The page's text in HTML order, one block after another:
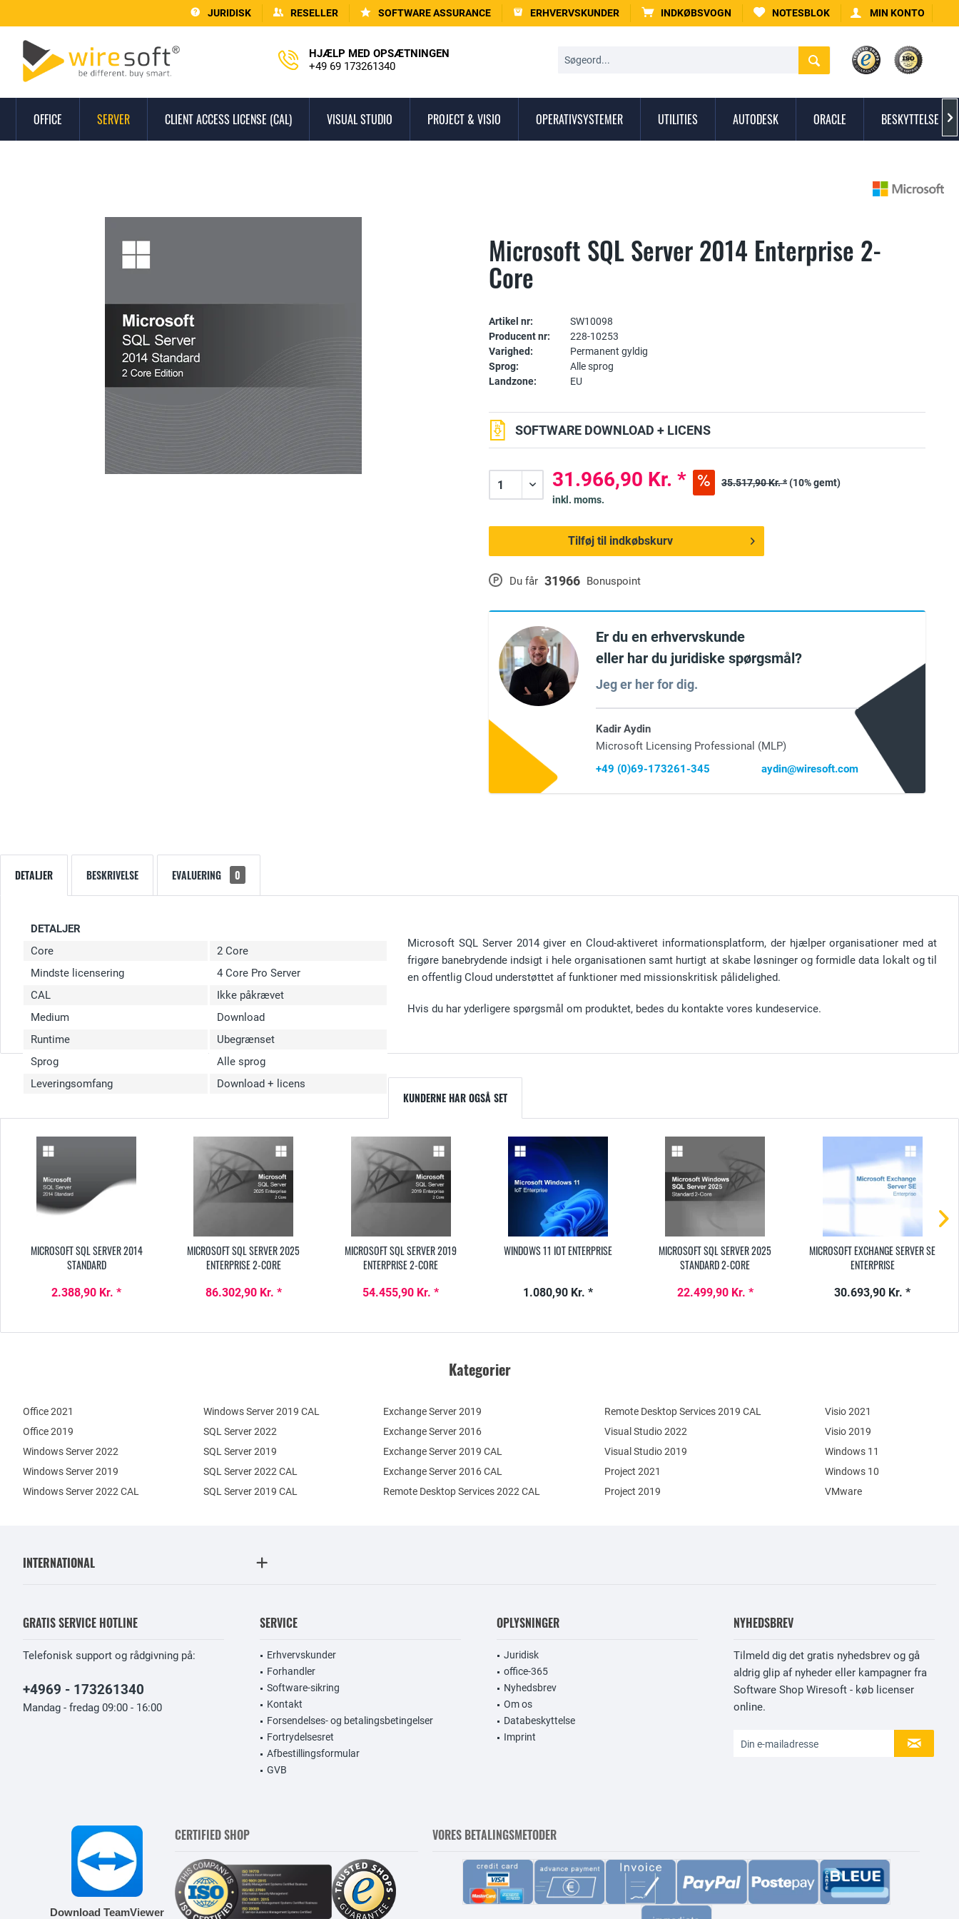
JURIDISK RESELLER SOFTWARE ASSURANCE ERHVERVSKUNDER INDKØBSVOGN NOTESBLOK MIN KONTO
HJÆLP MED OPSÆTNINGEN
+49 69 173261340
OFFICE SERVER CLIENT ACCESS LICENSE (CAL) VISUAL STUDIO PROJECT & VISIO OPERATIVSYSTEMER UTILITIES AUTODESK ORACLE BESKYTTELSE 
Microsoft SQL Server 2014 Enterprise 2-
Core
Artikel nr:
SW10098
Producent nr:
228-10253
Varighed:
Permanent gyldig
Sprog:
Alle sprog
Landzone:
EU
P Du får 31966 Bonuspoint
SOFTWARE DOWNLOAD + LICENS
31.966,90 Kr. * 35.517,90 Kr. *(10% gemt)
inkl. moms.
Tilføj til indkøbskurv
Er du en erhvervskunde
eller har du juridiske spørgsmål?
Jeg er her for dig.
Kadir Aydin
Microsoft Licensing Professional (MLP)
+49 (0)69-173261-345
aydin@wiresoft.com
DETALJER BESKRIVELSE EVALUERING 0
DETALJER
Core
2 Core
Mindste licensering
4 Core Pro Server
CAL
Ikke påkrævet
Medium
Download
Runtime
Ubegrænset
Sprog
Alle sprog
Leveringsomfang
Download + licens
Microsoft SQL Server 2014 giver en Cloud-aktiveret informationsplatform, der hjælper organisationer med at
frigøre banebrydende indsigt i hele organisationen samt hurtigt at skabe løsninger og formidle data lokalt og til
en offentlig Cloud understøttet af funktioner med missionskritisk pålidelighed.
Hvis du har yderligere spørgsmål om produktet, bedes du kontakte vores kundeservice.
KUNDERNE HAR OGSÅ SET
MICROSOFT SQL SERVER 2014
STANDARD
2.388,90 Kr. *
MICROSOFT SQL SERVER 2025
ENTERPRISE 2-CORE
86.302,90 Kr. *
MICROSOFT SQL SERVER 2019
ENTERPRISE 2-CORE
54.455,90 Kr. *
WINDOWS 11 IOT ENTERPRISE
1.080,90 Kr. *
MICROSOFT SQL SERVER 2025
STANDARD 2-CORE
22.499,90 Kr. *
MICROSOFT EXCHANGE SERVER SE
ENTERPRISE
30.693,90 Kr. *
Kategorier
Office 2021
Office 2019
Windows Server 2022
Windows Server 2019
Exchange Server 2019
Exchange Server 2016
SQL Server 2022
SQL Server 2019
Windows Server 2022 CAL
Windows Server 2019 CAL
SQL Server 2022 CAL
SQL Server 2019 CAL
Remote Desktop Services 2022 CAL
Remote Desktop Services 2019 CAL
Exchange Server 2019 CAL
Exchange Server 2016 CAL
Visual Studio 2022
Visual Studio 2019
Project 2021
Project 2019
Visio 2021
Visio 2019
Windows 11
Windows 10
VMware
INTERNATIONAL
GRATIS SERVICE HOTLINE
Telefonisk support og rådgivning på:
+4969 - 173261340
Mandag - fredag 09:00 - 16:00
SERVICE
Erhvervskunder
Forhandler
Software-sikring
Kontakt
Forsendelses- og betalingsbetingelser
Fortrydelsesret
Afbestillingsformular
GVB
OPLYSNINGER
Juridisk
office-365
Nyhedsbrev
Om os
Databeskyttelse
Imprint
NYHEDSBREV
Tilmeld dig det gratis nyhedsbrev og gå
aldrig glip af nyheder eller kampagner fra
Software Shop Wiresoft - køb licenser
online.
Download TeamViewer
CERTIFIED SHOP VORES BETALINGSMETODER